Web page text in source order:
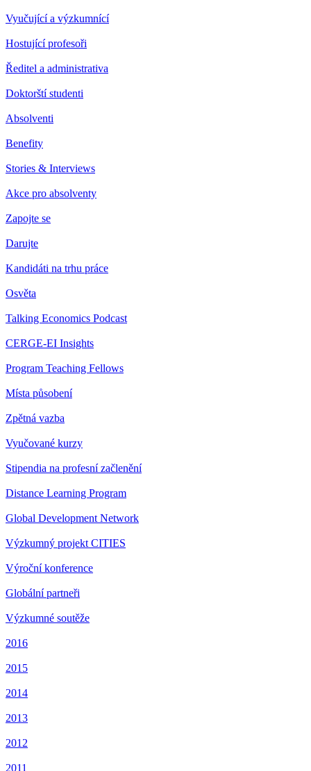
Vyučující a výzkumnící
Hostující profesoři
Ředitel a administrativa
Doktorští studenti
Absolventi
Benefity
Stories & Interviews
Akce pro absolventy
Zapojte se
Darujte
Kandidáti na trhu práce
Osvěta
Talking Economics Podcast
CERGE-EI Insights
Program Teaching Fellows
Místa působení
Zpětná vazba
Vyučované kurzy
Stipendia na profesní začlenění
Distance Learning Program
Global Development Network
Výzkumný projekt CITIES
Výroční konference
Globální partneři
Výzkumné soutěže
2016
2015
2014
2013
2012
2011